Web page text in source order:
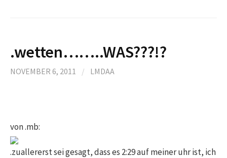
.wetten……..WAS???!?
NOVEMBER 6, 2011 / LMDAA
von .mb:
.zuallererst sei gesagt, dass es 2:29 auf meiner uhr ist, ich